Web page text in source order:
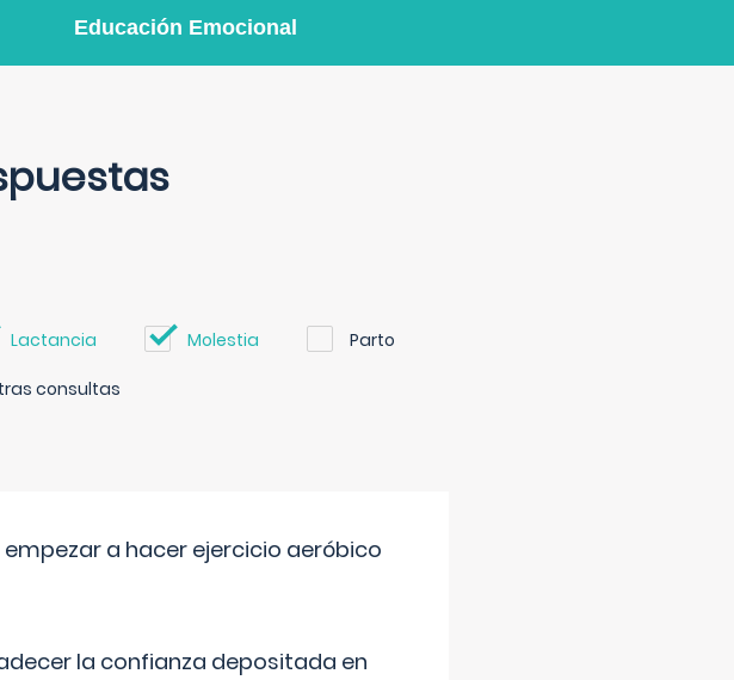
Educación Emocional
Lactancia Molestia Parto
consultas
a hacer ejercicio aeróbico
la confianza depositada en